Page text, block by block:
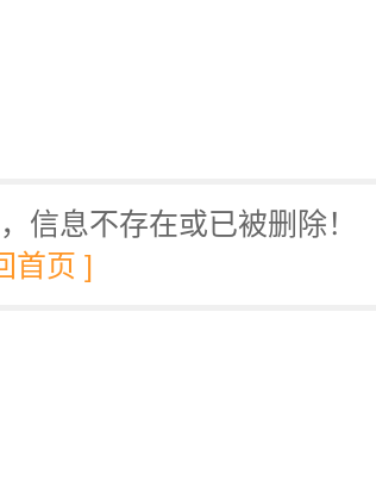
信息不存在或已被删除！
首页 ]